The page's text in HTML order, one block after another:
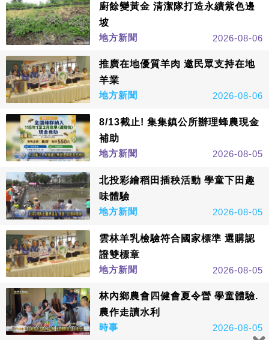
廚餘變黃金 清潔隊打造永續紫色邊
坡
地方新聞
2026-08-06
推廣在地優質羊肉 邀民眾支持在地
羊業
地方新聞
2026-08-06
8/13截止! 集集鎮公所辦理蜂農現金
補助
地方新聞
2026-08-05
北投彩繪稻田插秧活動 學童下田趣
味體驗
地方新聞
2026-08-05
雲林羊乳檢驗符合國家標準 選購認
證雙標章
地方新聞
2026-08-05
林內鄉農會四健會夏令營 學童體驗.
農作走讀水利
時事
2026-08-05